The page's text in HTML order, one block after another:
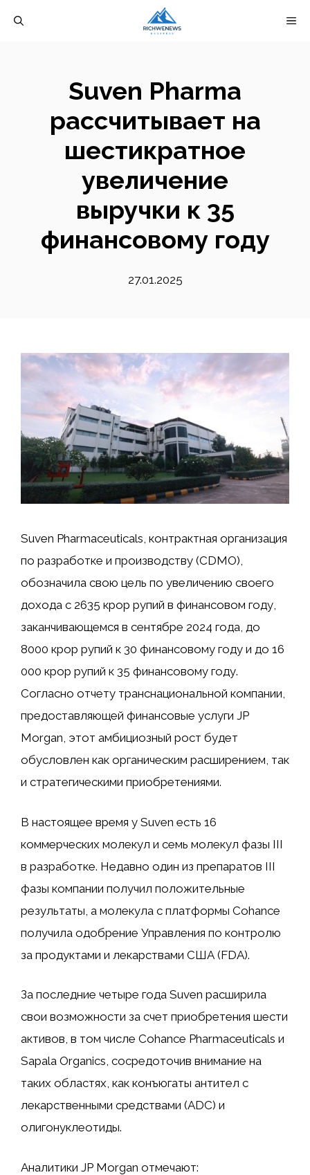
Suven Pharma
рассчитывает на
шестикратное
увеличение
выручки к 35
финансовому году
27.01.2025
Suven Pharmaceuticals, контрактная организация
по разработке и производству (CDMO),
обозначила свою цель по увеличению своего
дохода с 2635 крор рупий в финансовом году,
заканчивающемся в сентябре 2024 года, до
8000 крор рупий к 30 финансовому году и до 16
000 крор рупий к 35 финансовому году.
Согласно отчету транснациональной компании,
предоставляющей финансовые услуги JP
Morgan, этот амбициозный рост будет
обусловлен как органическим расширением, так
и стратегическими приобретениями.
В настоящее время у Suven есть 16
коммерческих молекул и семь молекул фазы III
в разработке. Недавно один из препаратов III
фазы компании получил положительные
результаты, а молекула с платформы Cohance
получила одобрение Управления по контролю
за продуктами и лекарствами США (FDA).
За последние четыре года Suven расширила
свои возможности за счет приобретения шести
активов, в том числе Cohance Pharmaceuticals и
Sapala Organics, сосредоточив внимание на
таких областях, как конъюгаты антител с
лекарственными средствами (ADC) и
олигонуклеотиды.
Аналитики JP Morgan отмечают: